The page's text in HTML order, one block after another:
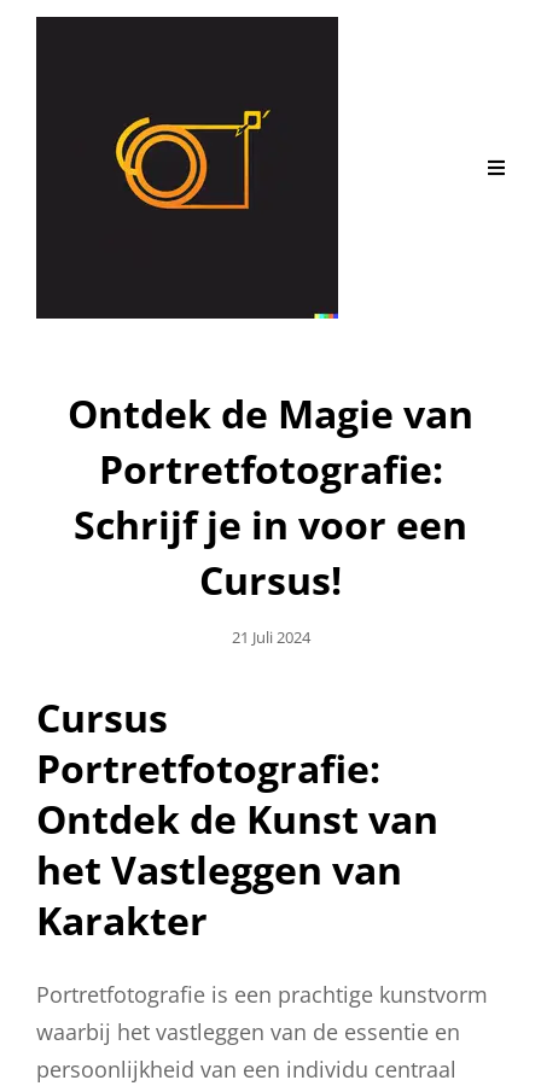
Ontdek de Magie van
Portretfotografie:
Schrijf je in voor een
Cursus!
Geplaatst
21 Juli 2024
Cursus
Portretfotografie:
Ontdek de Kunst van
het Vastleggen van
Karakter
Portretfotografie is een prachtige kunstvorm
waarbij het vastleggen van de essentie en
persoonlijkheid van een individu centraal